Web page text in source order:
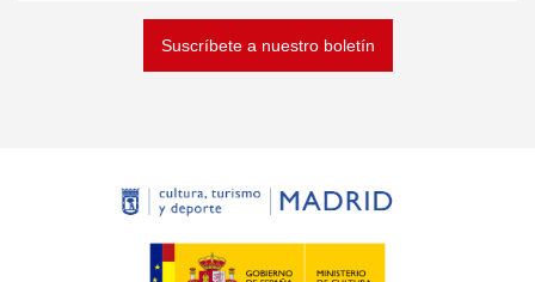
Suscríbete a nuestro boletín